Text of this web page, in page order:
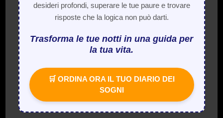
desideri profondi, superare le tue paure e trovare
risposte che la logica non può darti.
Trasforma le tue notti in una guida per
la tua vita.
🛒 ORDINA ORA IL TUO DIARIO DEI
SOGNI